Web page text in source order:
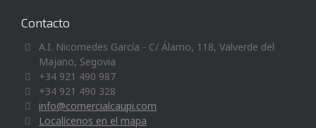
Contacto
A.I. Nicomedes García - C/ Álamo, 118, Valverde del
Majano, Segovia
+34 921 490 987
+34 921 490 328
info@comercialcaupi.com
Localícenos en el mapa